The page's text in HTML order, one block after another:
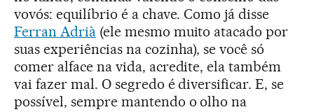
vovós: equilíbrio é a chave. Como já disse
Ferran Adrià(ele mesmo muito atacado por
suas experiências na cozinha), se você só
comer alface na vida, acredite, ela também
vai fazer mal. O segredo é diversificar. E, se
possível, sempre mantendo o olho na